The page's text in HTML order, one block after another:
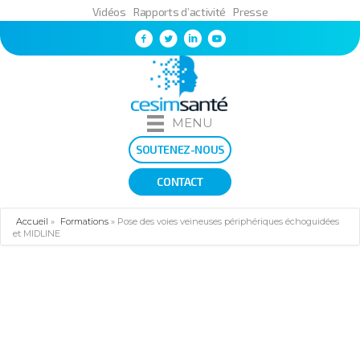
Vidéos Rapports d’activité Presse
MENU
SOUTENEZ-NOUS
CONTACT
Accueil » Formations » Pose des voies veineuses périphériques échoguidées
et MIDLINE